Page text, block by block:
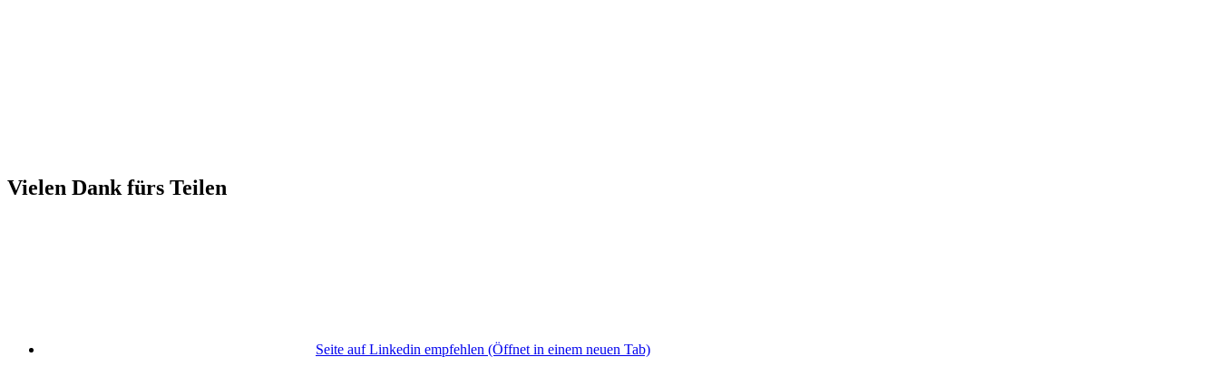
Vielen Dank fürs Teilen
Seite auf Linkedin empfehlen (Öffnet in einem neuen Tab)